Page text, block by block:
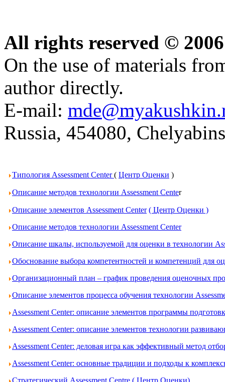
All rights reserved ©
On the use of materials
author directly.
E-mail:
Russia, 454080,
Типология Assessment Center( Центр Оценки )
Описание методов технологии Assessment Center
Описание элементов Assessment Center ( Центр Оценки )
Описание методов технологии Assessment Center
Описание шкалы, используемой для оценки в технологии
Обоснование выбора компетентностей и компетенций для
Организационный план – график проведения оценочных
Описание элементов процесса обучения технологии
Assessment Center: описание элементов программы
Assessment Center: описание элементов технологии
Assessment Center: деловая игра как эффективный метод
Assessment Center: основные традиции и подходы к